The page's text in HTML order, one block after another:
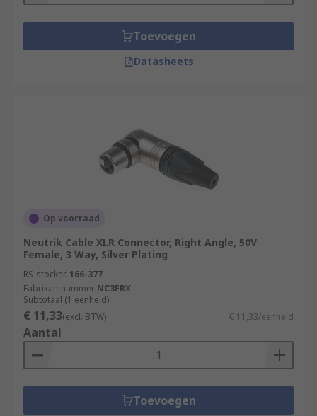
Toevoegen
Datasheets
Op voorraad
Neutrik Cable XLR Connector, Right Angle, 50V
Female, 3 Way, Silver Plating
RS-stocknr. 166-377
Fabrikantnummer NC3FRX
Subtotaal (1 eenheid)
€ 11,33(excl. BTW) € 11,33/eenheid
Aantal
Toevoegen